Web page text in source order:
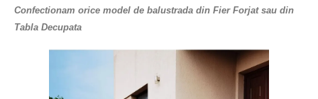
Confectionam orice model de balustrada din Fier Forjat sau din
Tabla Decupata